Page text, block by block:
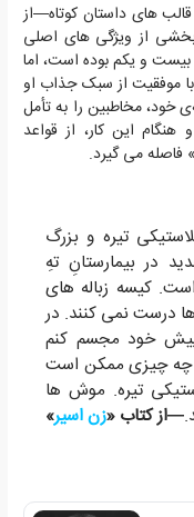
های داستان کوتاه—از
از ویژگی های اصلی
بیست و یکم بوده است، اما
موفقیت از سبک جذاب او
خود، مخاطبین را به تأمل
این کار، از قواعد
» فاصله می گیرد.
تیره و بزرگ
در بیمارستانِ تهِ
کیسه زباله های
درست نمی کنند. در
پیش خود مجسم کنم
چه چیزی ممکن است
تیره. موش ها
—از کتاب «زن اسیر»